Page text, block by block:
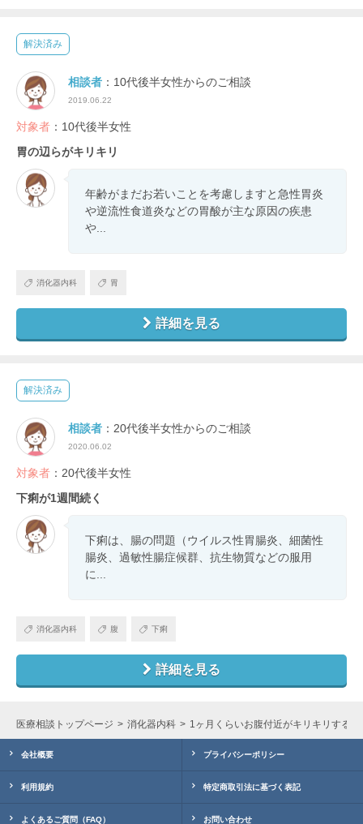
解決済み
相談者 ：10代後半女性からのご相談
2019.06.22
対象者 ：10代後半女性
胃の辺らがキリキリ
年齢がまだお若いことを考慮しますと急性胃炎
や逆流性食道炎などの胃酸が主な原因の疾患
や...
消化器内科 胃
詳細を見る
解決済み
相談者 ：20代後半女性からのご相談
2020.06.02
対象者 ：20代後半女性
下痢が1週間続く
下痢は、腸の問題（ウイルス性胃腸炎、細菌性
腸炎、過敏性腸症候群、抗生物質などの服用
に...
消化器内科 腹 下痢
詳細を見る
医療相談トップページ 消化器内科 1ヶ月くらいお腹付近がキリキリする
会社概要 プライバシーポリシー
利用規約 特定商取引法に基づく表記
よくあるご質問（FAQ） お問い合わせ